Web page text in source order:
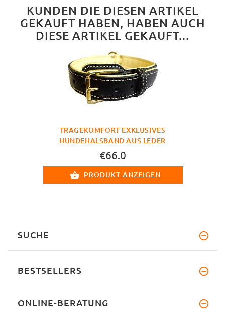
KUNDEN DIE DIESEN ARTIKEL
GEKAUFT HABEN, HABEN AUCH
DIESE ARTIKEL GEKAUFT...
TRAGEKOMFORT EXKLUSIVES
HUNDEHALSBAND AUS LEDER
€66.0
PRODUKT ANZEIGEN
SUCHE
BESTSELLERS
ONLINE-BERATUNG